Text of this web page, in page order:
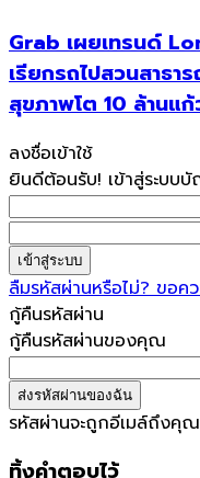
Grab เผยเทรนด์
เรียกรถไปสวนสาธา
สุขภาพโต 10 ล้านแก้
ลงชื่อเข้าใช้
ยินดีต้อนรับ! เข้าสู่ระบ
ลืมรหัสผ่านหรือไม่? ขอค
กู้คืนรหัสผ่าน
กู้คืนรหัสผ่านของคุณ
รหัสผ่านจะถูกอีเมล์ถึงคุณ
ทิ้งคำตอบไว้